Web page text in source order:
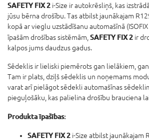
SAFETY FIX 2 i-Size ir autokrēsliņš, kas
jūsu bērna drošību. Tas atbilst jaunākajam
kopā ar vieglu uzstādīšanu automašīnā
īpašām drošības sistēmām, SAFETY FIX 2 ir
kalpos jums daudzus gadus.
Sēdeklis ir lieliski piemērots gan lielākiem,
Tam ir plats, dziļš sēdeklis un noņemams
varat arī pielāgot sēdekli automašīnas
pieguļošāku, kas palielina drošību brauciena
Produkta īpašības:
SAFETY FIX 2 i-Size atbilst jaunākajam